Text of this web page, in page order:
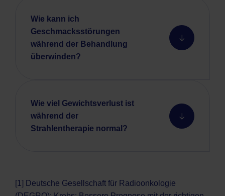
Wie kann ich
Geschmacksstörungen
während der Behandlung
überwinden?
Wie viel Gewichtsverlust ist
während der
Strahlentherapie normal?
[1] Deutsche Gesellschaft für Radioonkologie